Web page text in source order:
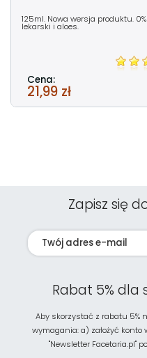
125ml. Nowa wersja produktu.
lekarski i aloes.
Cena:
21,99 zł
Zapisz się
Rabat 5% dla
Aby skorzystać z rabatu 5%
wymagania: a) założyć
"Newsletter Facetaria.pl"